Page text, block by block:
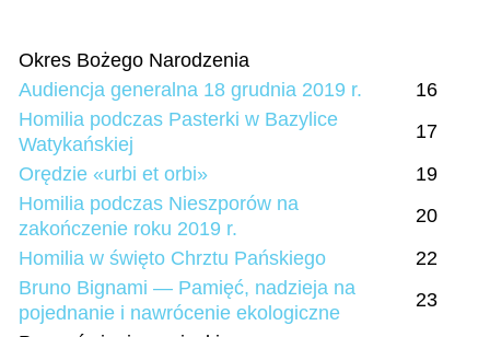
Okres Bożego Narodzenia
Audiencja generalna 18 grudnia 2019 r.
16
Homilia podczas Pasterki w Bazylice
Watykańskiej
17
Orędzie «urbi et orbi»
19
Homilia podczas Nieszporów na
zakończenie roku 2019 r.
20
Homilia w święto Chrztu Pańskiego
22
Bruno Bignami — Pamięć, nadzieja na
pojednanie i nawrócenie ekologiczne
23